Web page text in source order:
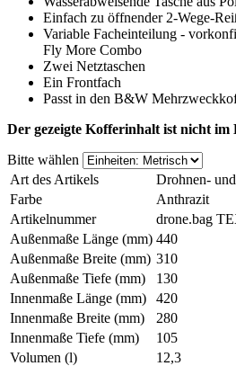
Einfach zu öffnender 2-Wege-
Variable Facheinteilung -
Fly More Combo
Zwei Netztaschen
Ein Frontfach
Passt in den B&W
Der gezeigte Kofferinhalt ist nicht
Bitte wählen
Art des Artikels
Drohnen-
Farbe
Anthrazit
Artikelnummer
drone.bag
Außenmaße Länge (mm) 440
Außenmaße Breite (mm) 310
Außenmaße Tiefe (mm)
130
Innenmaße Länge (mm)
420
Innenmaße Breite (mm)
280
Innenmaße Tiefe (mm)
105
Volumen (l)
12,3